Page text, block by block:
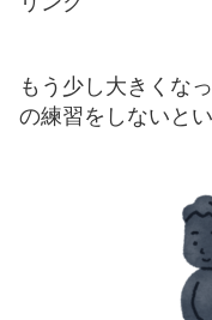
もう少し大きくな
の練習をしないと